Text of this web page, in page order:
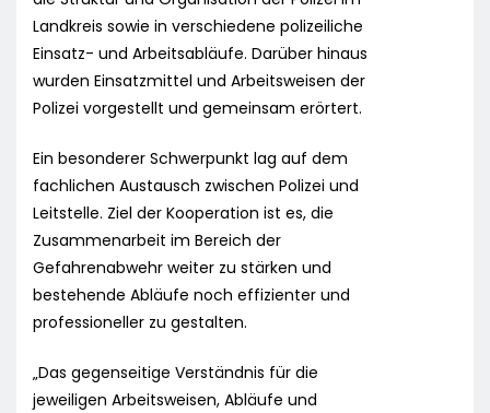
Landkreis sowie in verschiedene polizeiliche
Einsatz- und Arbeitsabläufe. Darüber hinaus
wurden Einsatzmittel und Arbeitsweisen der
Polizei vorgestellt und gemeinsam erörtert.
Ein besonderer Schwerpunkt lag auf dem
fachlichen Austausch zwischen Polizei und
Leitstelle. Ziel der Kooperation ist es, die
Zusammenarbeit im Bereich der
Gefahrenabwehr weiter zu stärken und
bestehende Abläufe noch effizienter und
professioneller zu gestalten.
„Das gegenseitige Verständnis für die
jeweiligen Arbeitsweisen, Abläufe und